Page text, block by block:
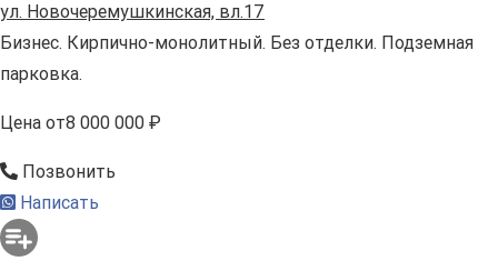
ул. Новочеремушкинская, вл.17
Бизнес. Кирпично-монолитный. Без отделки. Подземная
парковка.
Цена от8 000 000 ₽
Позвонить
Написать